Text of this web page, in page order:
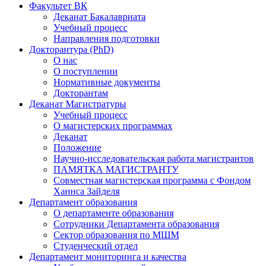
Факультет ВК
Деканат Бакалавриата
Учебный процесс
Направления подготовки
Докторантура (PhD)
О нас
О поступлении
Нормативные документы
Докторантам
Деканат Магистратуры
Учебный процесс
О магистерских программах
Деканат
Положение
Научно-исследовательская работа магистрантов
ПАМЯТКА МАГИСТРАНТУ
Совместная магистерская программа с Фондом
Ханнса Зайделя
Департамент образования
О департаменте образования
Сотрудники Департамента образования
Сектор образования по МШМ
Студенческий отдел
Департамент мониторинга и качества